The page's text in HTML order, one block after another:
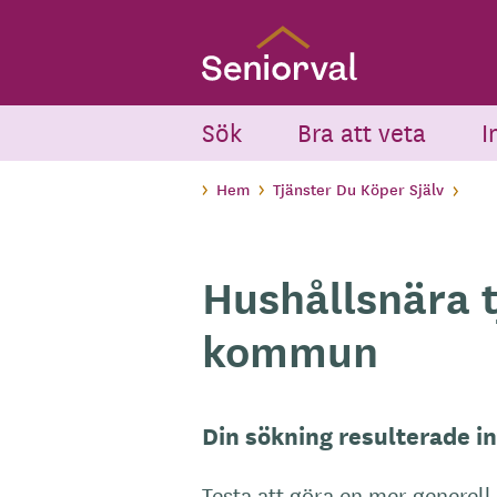
Sök Bra att veta
Hem Tjänster Du Köper Själv
Hushållsnära
kommun
Din sökning resulterade